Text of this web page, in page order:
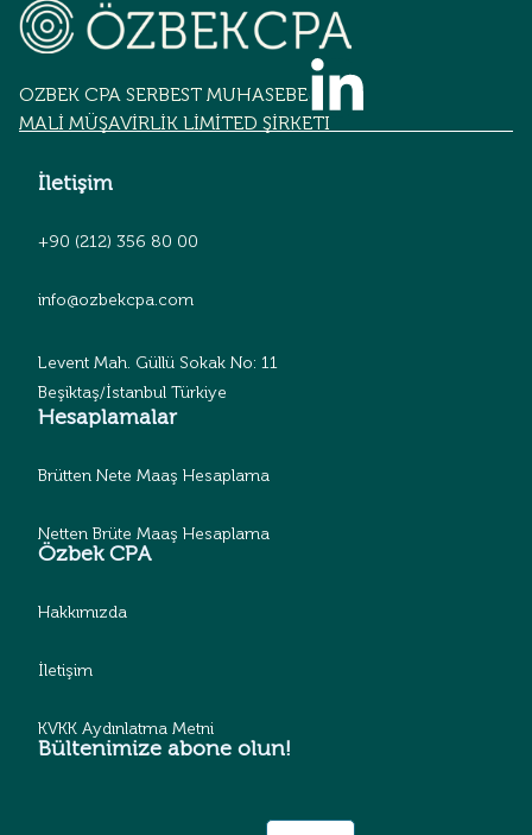
OZBEK CPA SERBEST MUHASEBECİLİK
MALİ MÜŞAVİRLİK LİMİTED ŞİRKETİ
İletişim
+90 (212) 356 80 00
info@ozbekcpa.com
Levent Mah. Güllü Sokak No: 11
Beşiktaş/İstanbul Türkiye
Hesaplamalar
Brütten Nete Maaş Hesaplama
Netten Brüte Maaş Hesaplama
Özbek CPA
Hakkımızda
İletişim
KVKK Aydınlatma Metni
Bültenimize abone olun!